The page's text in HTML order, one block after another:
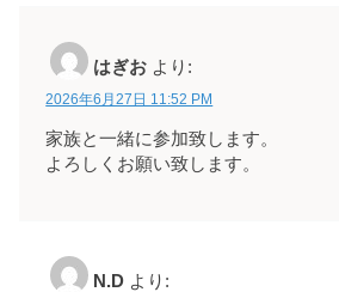
はぎお より:
2026年6月27日 11:52 PM
家族と一緒に参加致します。
よろしくお願い致します。
N.D より: